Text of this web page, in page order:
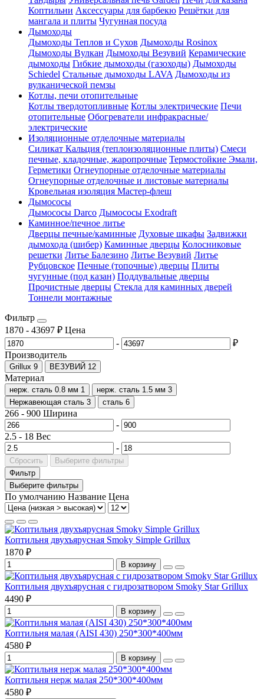
Коптильни Аксессуары для барбекю Решётки для
мангала и плиты Чугунная посуда
Дымоходы
Дымоходы Теплов и Сухов Дымоходы Rosinox
Дымоходы Вулкан Дымоходы Везувий Керамические
дымоходы Гибкие дымоходы (газоходы) Дымоходы
Schiedel Стальные дымоходы LAVA Дымоходы из
вулканической пемзы
Котлы, печи отопительные
Котлы твердотопливные Котлы электрические Печи
отопительные Обогреватели инфракрасные/
электрические
Изоляционные отделочные материалы
Силикат Кальция (теплоизоляционные плиты) Смеси
печные, кладочные, жаропрочные Термостойкие Эмали,
Герметики Огнеупорные отделочные материалы
Огнеупорные отделочные и листовые материалы
Кровельная изоляция Мастер-флеш
Дымососы
Дымососы Darco Дымососы Exodraft
Каминное/печное литье
Дверцы печные/каминные Духовые шкафы Задвижки
дымохода (шибер) Каминные дверцы Колосниковые
решетки Литье Балезино Литье Везувий Литье
Рубцовское Печные (топочные) дверцы Плиты
чугунные (под казан) Поддувальные дверцы
Прочистные дверцы Стекла для каминных дверей
Тоннели монтажные
Фильтр
1870 - 43697 ₽ Цена
-
₽
Производитель
Grillux 9 ВЕЗУВИЙ 12
Материал
нерж. сталь 0.8 мм 1 нерж. сталь 1.5 мм 3
Нержавеющая сталь 3 сталь 6
266 - 900 Ширина
-
2.5 - 18 Вес
-
Сбросить
Выберите фильтры
Фильтр
Выберите фильтры
По умолчанию Название Цена
Коптильня двухъярусная Smoky Simple Grillux
1870 ₽
В корзину
Коптильня двухъярусная с гидрозатвором Smoky Star Grillux
4490 ₽
В корзину
Коптильня малая (AISI 430) 250*300*400мм
4580 ₽
В корзину
Коптильня нерж малая 250*300*400мм
4580 ₽